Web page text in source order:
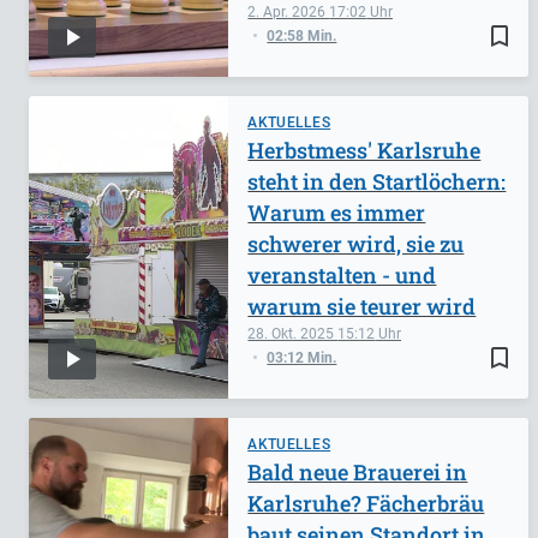
bookmark_border
2. Apr. 2026 17:02
02:58 Min.
AKTUELLES
bookmark_border
28. Okt. 2025 15:12
03:12 Min.
Herbstmess' Karlsruhe
steht in den Startlöchern:
Warum es immer
schwerer wird, sie zu
veranstalten - und
warum sie teurer wird
AKTUELLES
Bald neue Brauerei in
Karlsruhe? Fächerbräu